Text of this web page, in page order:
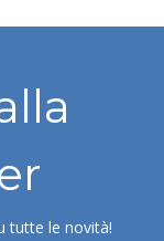
tutte le novità!